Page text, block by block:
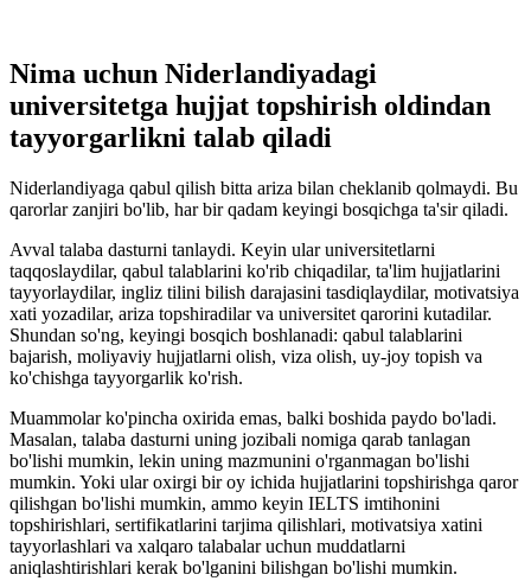
Nima uchun Niderlandiyadagi
universitetga hujjat topshirish oldindan
tayyorgarlikni talab qiladi
Niderlandiyaga qabul qilish bitta ariza bilan cheklanib qolmaydi. Bu
qarorlar zanjiri bo'lib, har bir qadam keyingi bosqichga ta'sir qiladi.
Avval talaba dasturni tanlaydi. Keyin ular universitetlarni
taqqoslaydilar, qabul talablarini ko'rib chiqadilar, ta'lim hujjatlarini
tayyorlaydilar, ingliz tilini bilish darajasini tasdiqlaydilar, motivatsiya
xati yozadilar, ariza topshiradilar va universitet qarorini kutadilar.
Shundan so'ng, keyingi bosqich boshlanadi: qabul talablarini
bajarish, moliyaviy hujjatlarni olish, viza olish, uy-joy topish va
ko'chishga tayyorgarlik ko'rish.
Muammolar ko'pincha oxirida emas, balki boshida paydo bo'ladi.
Masalan, talaba dasturni uning jozibali nomiga qarab tanlagan
bo'lishi mumkin, lekin uning mazmunini o'rganmagan bo'lishi
mumkin. Yoki ular oxirgi bir oy ichida hujjatlarini topshirishga qaror
qilishgan bo'lishi mumkin, ammo keyin IELTS imtihonini
topshirishlari, sertifikatlarini tarjima qilishlari, motivatsiya xatini
tayyorlashlari va xalqaro talabalar uchun muddatlarni
aniqlashtirishlari kerak bo'lganini bilishgan bo'lishi mumkin.